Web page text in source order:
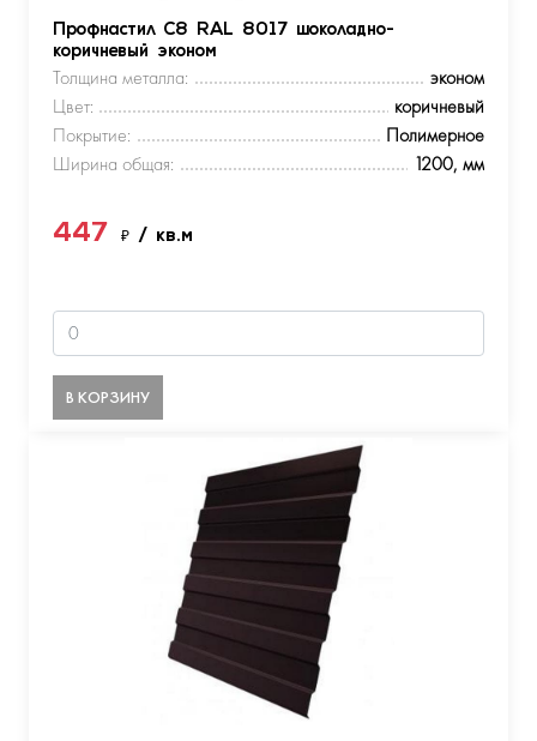
Профнастил С8 RAL 8017 шоколадно-
коричневый эконом
Толщина металла:
эконом
Цвет:
коричневый
Покрытие:
Полимерное
Ширина общая:
1200, мм
447 ₽ / кв.м
В КОРЗИНУ